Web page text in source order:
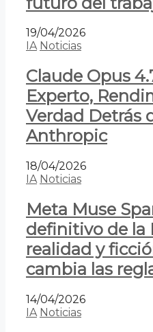
19/04/2026
IA Noticias
Claude Opus
Experto,
Verdad Detrás
Anthropic
18/04/2026
IA Noticias
Meta Muse
definitivo de la
realidad y
cambia las
14/04/2026
IA Noticias